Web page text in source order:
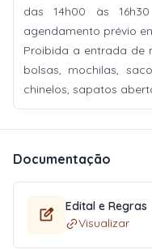
das 14h00 às
agendamento prévio
Proibida a entrada de
bolsas, mochilas,
chinelos, sapatos
Documentação
Edital e Regras
Visualizar